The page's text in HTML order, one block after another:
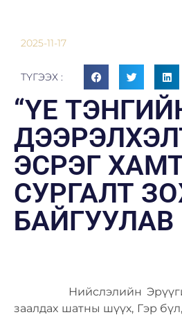
2025-11-17
ТҮГЭЭХ :
“ҮЕ
ЭСРЭГ
СУРГАЛТ
БАЙГУУЛАВ
Нийслэлийн
заалдах шатны шүүх, Гэр